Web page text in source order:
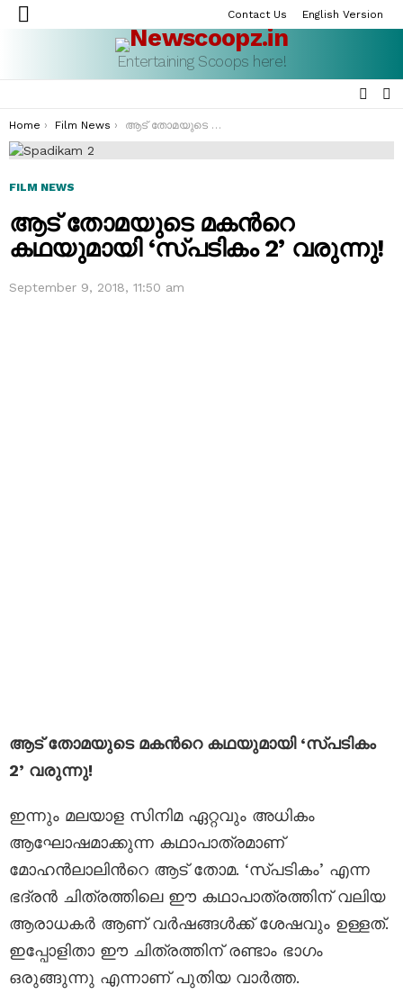
Menu
Contact Us English Version
Entertaining Scoops here!
You are here:
Home Film News ആട് തോമയുടെ മകന്‍റെ കഥയുമായി ‘സ്പടികം 2’ വരുന്നു!
FILM NEWS
ആട് തോമയുടെ മകന്‍റെ
കഥയുമായി ‘സ്പടികം 2’ വരുന്നു!
September 9, 2018, 11:50 am
ആട് തോമയുടെ മകന്‍റെ കഥയുമായി ‘സ്പടികം
2’ വരുന്നു!
ഇന്നും മലയാള സിനിമ ഏറ്റവും അധികം
ആഘോഷമാക്കുന്ന കഥാപാത്രമാണ്
മോഹൻലാലിന്‍റെ ആട് തോമ. ‘സ്പടികം’ എന്ന
ഭദ്രൻ ചിത്രത്തിലെ ഈ കഥാപാത്രത്തിന് വലിയ
ആരാധകർ ആണ് വർഷങ്ങൾക്ക് ശേഷവും ഉള്ളത്.
ഇപ്പോളിതാ ഈ ചിത്രത്തിന് രണ്ടാം ഭാഗം
ഒരുങ്ങുന്നു എന്നാണ് പുതിയ വാർത്ത.